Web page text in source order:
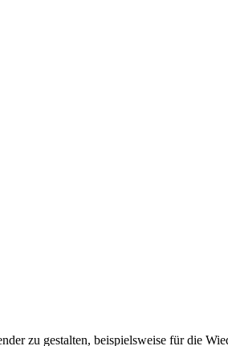
zu gestalten, beispielsweise für die